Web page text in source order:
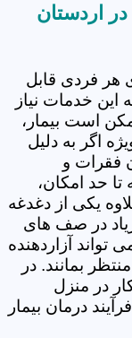
اردستان
هر فردی قابل
این خدمات نیاز
است بیمار،
اگر به دلیل
فقرات و
حد امکان،
یکی از دغدغه
در صف های
آزاردهنده
بمانند. در
در منزل
درمان بیمار